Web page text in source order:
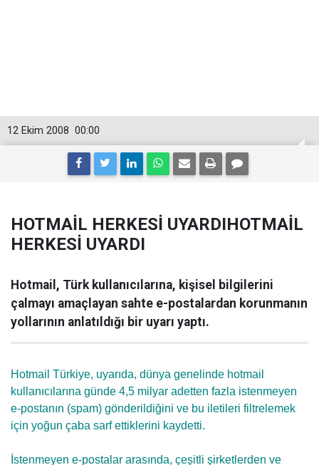
00:00
12 Ekim 2008
HOTMAİL HERKESİ UYARDIHOTMAİL
HERKESİ UYARDI
Hotmail, Türk kullanıcılarına, kişisel bilgilerini
çalmayı amaçlayan sahte e-postalardan korunmanın
yollarının anlatıldığı bir uyarı yaptı.
Hotmail Türkiye, uyarıda, dünya genelinde hotmail
kullanıcılarına günde 4,5 milyar adetten fazla istenmeyen
e-postanın (spam) gönderildiğini ve bu iletileri filtrelemek
için yoğun çaba sarf ettiklerini kaydetti.
İstenmeyen e-postalar arasında, çeşitli şirketlerden ve